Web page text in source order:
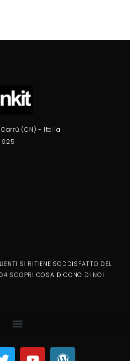
Carrù (CN) - Italia
SI RITIENE SODDISFATTO DEL
SCOPRI COSA DICONO DI NOI